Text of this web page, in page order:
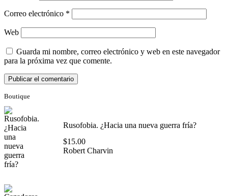
Correo electrónico *
Web
Guarda mi nombre, correo electrónico y web en este navegador
para la próxima vez que comente.
Boutique
Rusofobia. ¿Hacia una nueva guerra fría?
$15.00
Robert Charvin